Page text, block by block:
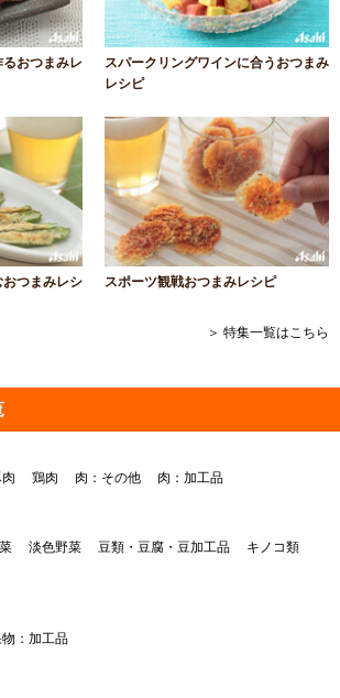
おつまみレ
スパークリングワインに合うおつまみ
レシピ
つまみレシ
スポーツ観戦おつまみレシピ
＞ 特集一覧はこちら
鶏肉 肉：その他 肉：加工品
淡色野菜 豆類・豆腐・豆加工品
キノコ類
：加工品